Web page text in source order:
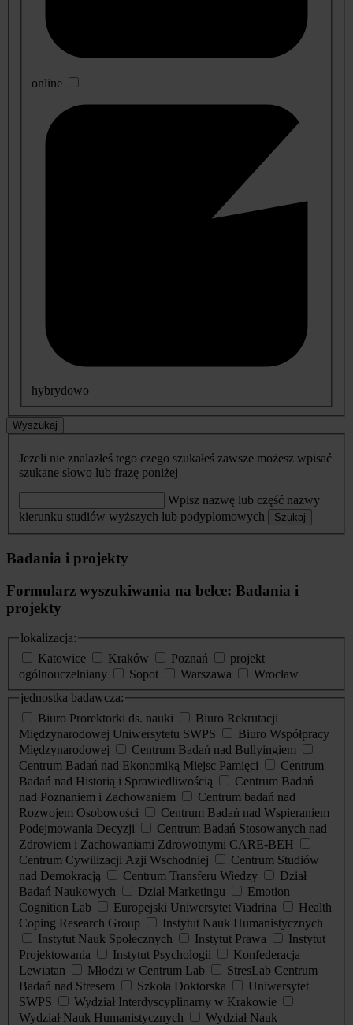
online
hybrydowo
Wyszukaj
Jeżeli nie znalazłeś tego czego szukałeś zawsze możesz wpisać
szukane słowo lub frazę poniżej
Wpisz nazwę lub część nazwy
kierunku studiów wyższych lub podyplomowych
Szukaj
Badania i projekty
Formularz wyszukiwania na belce: Badania i
projekty
lokalizacja:
Katowice
Kraków Poznań
projekt
ogólnouczelniany
Sopot Warszawa
Wrocław
jednostka badawcza:
Biuro Prorektorki ds. nauki
Biuro Rekrutacji
Międzynarodowej Uniwersytetu SWPS
Biuro Współpracy
Międzynarodowej
Centrum Badań nad Bullyingiem
Centrum Badań nad Ekonomiką Miejsc Pamięci
Centrum
Badań nad Historią i Sprawiedliwością
Centrum Badań
nad Poznaniem i Zachowaniem
Centrum badań nad
Rozwojem Osobowości
Centrum Badań nad Wspieraniem
Podejmowania Decyzji
Centrum Badań Stosowanych nad
Zdrowiem i Zachowaniami Zdrowotnymi CARE-BEH
Centrum Cywilizacji Azji Wschodniej
Centrum Studiów
nad Demokracją
Centrum Transferu Wiedzy
Dział
Badań Naukowych
Dział Marketingu
Emotion
Cognition Lab
Europejski Uniwersytet Viadrina
Health
Coping Research Group
Instytut Nauk Humanistycznych
Instytut Nauk Społecznych
Instytut Prawa
Instytut
Projektowania
Instytut Psychologii
Konfederacja
Lewiatan
Młodzi w Centrum Lab
StresLab Centrum
Badań nad Stresem
Szkoła Doktorska
Uniwersytet
SWPS
Wydział Interdyscyplinarny w Krakowie
Wydział Nauk Humanistycznych
Wydział Nauk